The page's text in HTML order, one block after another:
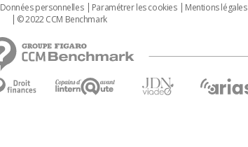
Données personnelles Paramétrer les cookies Mentions légales
© 2022 CCM Benchmark